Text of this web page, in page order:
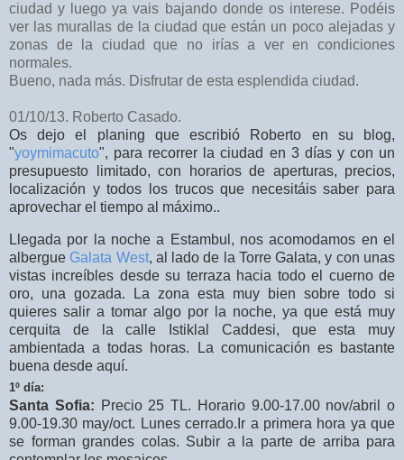
ciudad y luego ya vais bajando donde os interese. Podéis
ver las murallas de la ciudad que están un poco alejadas y
zonas de la ciudad que no irías a ver en condiciones
normales.
Bueno, nada más. Disfrutar de esta esplendida ciudad.
01/10/13. Roberto Casado.
Os dejo el planing que escribió Roberto en su blog,
"yoymimacuto", para recorrer la ciudad en 3 días y con un
presupuesto limitado, con horarios de aperturas, precios,
localización y todos los trucos que necesitáis saber para
aprovechar el tiempo al máximo..
Llegada por la noche a Estambul, nos acomodamos en el
albergue Galata West, al lado de la Torre Galata, y con unas
vistas increíbles desde su terraza hacia todo el cuerno de
oro, una gozada. La zona esta muy bien sobre todo si
quieres salir a tomar algo por la noche, ya que está muy
cerquita de la calle Istiklal Caddesi, que esta muy
ambientada a todas horas. La comunicación es bastante
buena desde aquí.
1º día:
Santa Sofia: Precio 25 TL. Horario 9.00-17.00 nov/abril o
9.00-19.30 may/oct. Lunes cerrado.Ir a primera hora ya que
se forman grandes colas. Subir a la parte de arriba para